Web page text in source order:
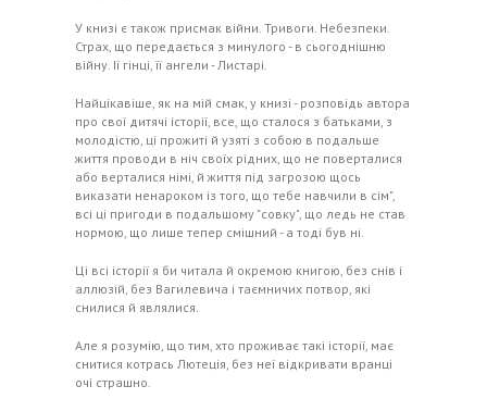
У книзі є також присмак війни. Тривоги. Небезпеки.
Страх, що передається з минулого - в сьогоднішню
війну. Ії гінці, її ангели - Листарі.
Найцікавіше, як на мій смак, у книзі - розповідь автора
про свої дитячі історії, все, що сталося з батьками, з
молодістю, ці прожиті й узяті з собою в подальше
життя проводи в ніч своїх рідних, що не поверталися
або верталися німі, й життя під загрозою щось
виказати ненароком із того, що тебе навчили в сім",
всі ці пригоди в подальшому "совку", що ледь не став
нормою, що лише тепер смішний - а тоді був ні.
Ці всі історії я би читала й окремою книгою, без снів і
аллюзій, без Вагилевича і таємничих потвор, які
снилися й являлися.
Але я розумію, що тим, хто проживає такі історії, має
снитися котрась Лютеція, без неї відкривати вранці
очі страшно.